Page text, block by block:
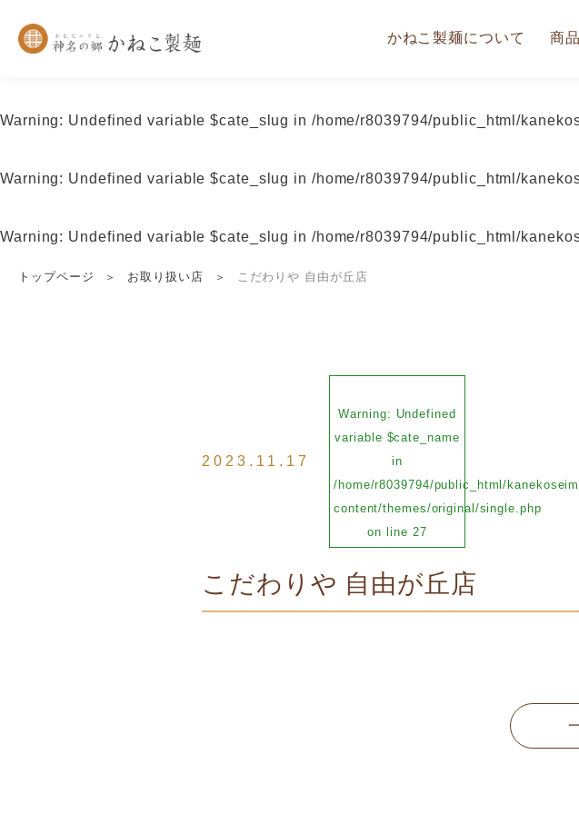
かねこ製麺について 商
Warning: Undefined variable $cate_slug in /home/r8039794/public_html/
Warning: Undefined variable $cate_slug in /home/r8039794/public_html/
Warning: Undefined variable $cate_slug in /home/r8039794/public_html/
トップページ お取り扱い店 こだわりや 自由が丘店
2023.11.17
Warning: Undefined
variable $cate_name
in
/home/r8039794/public_html/
content/themes/original/single.php
on line 27
こだわりや 自由が丘店